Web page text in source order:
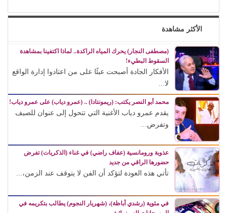
الأكثر مشاهدة
(مصطفى النجار) يحرك المياه الراكدة.. لماذا اكتفينا بمشاهدة
السقوط البطيء!
الأفكار الجادة أصبحت عبئًا على من اعتادوا إدارة الواقع
لا...
محمد أبو النصر يكتب: (ريمونتادا) .. (عمرو دياب) على عمرو دياب!
يقدم عمرو دياب الأغنية التي تتحول إلى عنوان للصيف
وتفرض...
عذوبة ورومانسية (عفاف راضي) في غناء (الذكريات) تفرض
حضورها الراقي من جديد
تأتي هذه العودة لتؤكد أن الفن لا يتوقف عند الزمن،...
في مئوية (رشدي أباظة)، (شهريار النجوم) يطالب بتكريمه في